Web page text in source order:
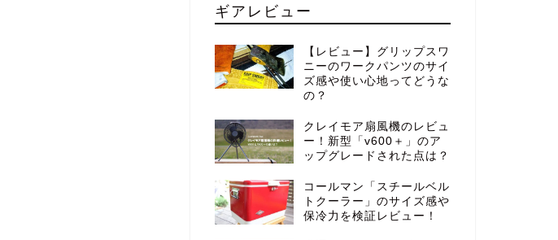
ギアレビュー
【レビュー】グリップスワ
ニーのワークパンツのサイ
ズ感や使い心地ってどうな
の？
クレイモア扇風機のレビュ
ー！新型「v600＋」のア
ップグレードされた点は？
コールマン「スチールベル
トクーラー」のサイズ感や
保冷力を検証レビュー！